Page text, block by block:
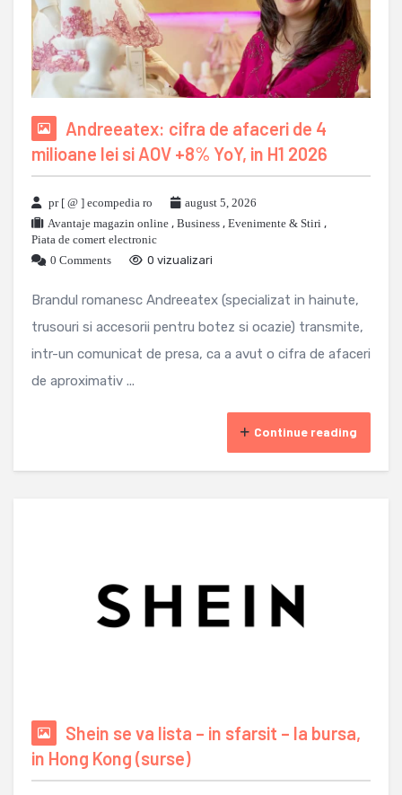
Andreeatex: cifra de afaceri de 4
milioane lei si AOV +8% YoY, in H1 2026
pr [ @ ] ecompedia ro
august 5, 2026
Avantaje magazin online , Business , Evenimente & Stiri ,
Piata de comert electronic
0 Comments
0 vizualizari
Brandul romanesc Andreeatex (specializat in hainute,
trusouri si accesorii pentru botez si ocazie) transmite,
intr-un comunicat de presa, ca a avut o cifra de afaceri
de aproximativ ...
Continue reading
Shein se va lista – in sfarsit – la bursa,
in Hong Kong (surse)